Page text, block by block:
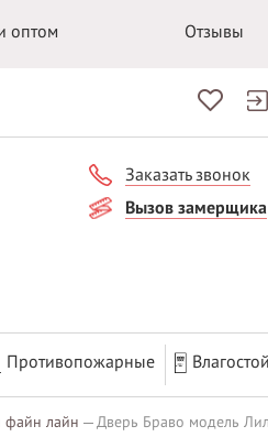
оптом Отзывы
Заказать звонок
Вызов замерщика
Противопожарные
файн лайн Дверь Браво модель